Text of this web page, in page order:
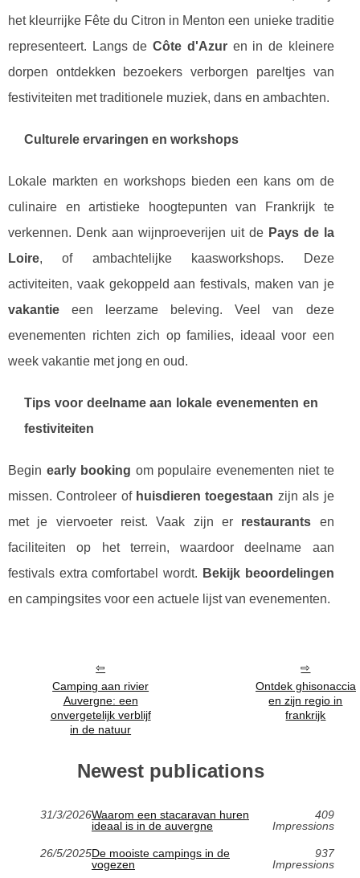
het kleurrijke Fête du Citron in Menton een unieke traditie
representeert. Langs deCôte d'Azuren in de kleinere
dorpen ontdekken bezoekers verborgen pareltjes van
festiviteiten met traditionele muziek, dans en ambachten.
Culturele ervaringen en workshops
Lokale markten en workshops bieden een kans om de
culinaire en artistieke hoogtepunten van Frankrijk te
verkennen. Denk aan wijnproeverijen uit de Pays de la
Loire, of ambachtelijke kaasworkshops. Deze
activiteiten, vaak gekoppeld aan festivals, maken van je
vakantie een leerzame beleving. Veel van deze
evenementen richten zich op families, ideaal voor een
week vakantie met jong en oud.
Tips voor deelname aan lokale evenementen en
festiviteiten
Begin early booking om populaire evenementen niet te
missen. Controleer of huisdieren toegestaan zijn als je
met je viervoeter reist. Vaak zijn er restaurants en
faciliteiten op het terrein, waardoor deelname aan
festivals extra comfortabel wordt. Bekijk beoordelingen
en campingsites voor een actuele lijst van evenementen.
Camping aan rivier
Auvergne: een
onvergetelijk verblijf
in de natuur
Ontdek ghisonaccia
en zijn regio in
frankrijk
Newest publications
31/3/2026Waarom een stacaravan huren
ideaal is in de auvergne
409
Impressions
26/5/2025De mooiste campings in de
vogezen
937
Impressions